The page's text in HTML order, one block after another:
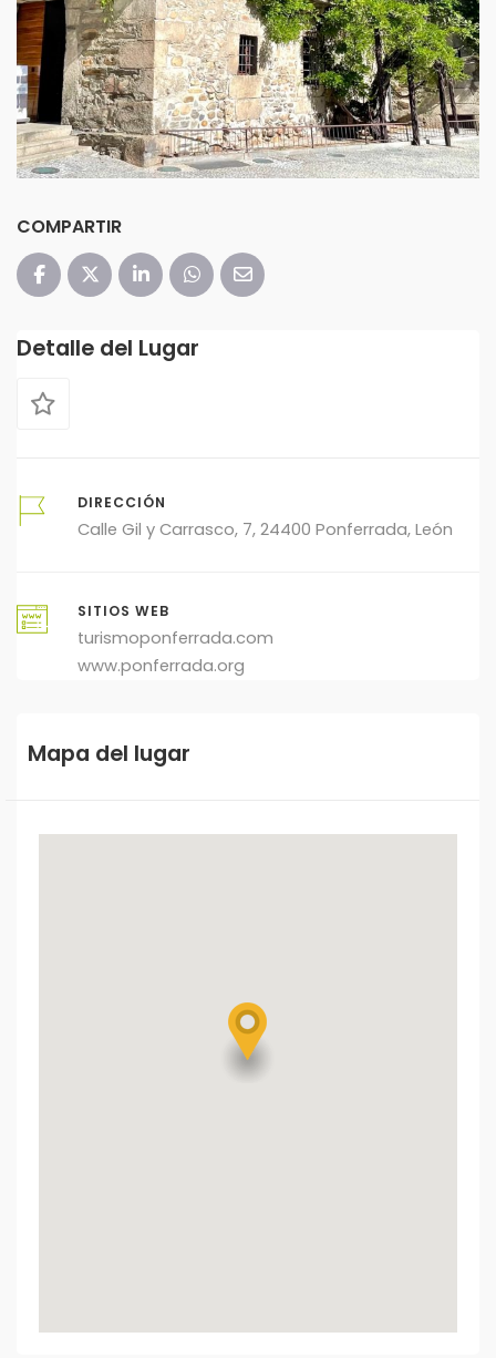
COMPARTIR
Detalle del Lugar
DIRECCIÓN
Calle Gil y Carrasco, 7, 24400 Ponferrada, León
SITIOS WEB
turismoponferrada.com
www.ponferrada.org
Mapa del lugar